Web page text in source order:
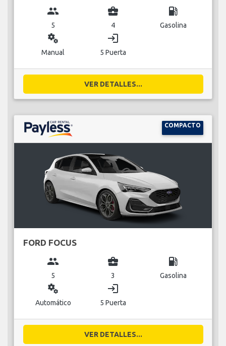
group
5
business_center
4
local_gas_station
Gasolina
miscellaneous_services
Manual
login
5 Puerta
VER DETALLES...
COMPACTO
FORD FOCUS
group
5
business_center
3
local_gas_station
Gasolina
miscellaneous_services
Automático
login
5 Puerta
VER DETALLES...